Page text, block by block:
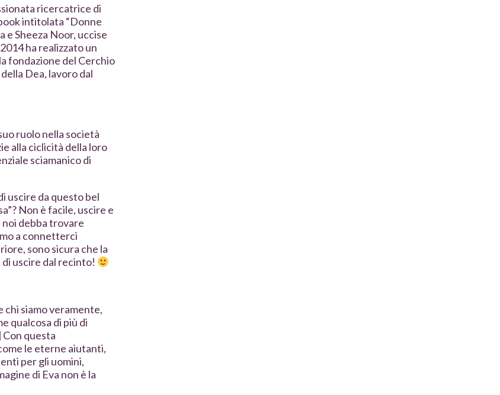
ricercatrice di
intitolata “Donne
e Sheeza Noor, uccise
ha realizzato un
fondazione del Cerchio
Dea, lavoro dal
ruolo nella società
alla ciclicità della loro
sciamanico di
uscire da questo bel
Non è facile, uscire e
debba trovare
a connetterci
sono sicura che la
uscire dal recinto!
chi siamo veramente,
qualcosa di più di
questa
le eterne aiutanti,
per gli uomini,
di Eva non è la